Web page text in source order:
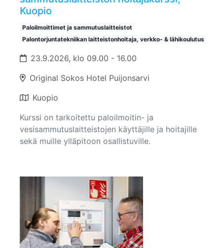
Kuopio
Paloilmoittimet ja sammutuslaitteistot
Palontorjuntatekniikan laitteistonhoitaja, verkko- & lähikoulutus
23.9.2026, klo 09.00 - 16.00
Original Sokos Hotel Puijonsarvi
Kuopio
Kurssi on tarkoitettu paloilmoitin- ja
vesisammutuslaitteistojen käyttäjille ja hoitajille
sekä muille ylläpitoon osallistuville.